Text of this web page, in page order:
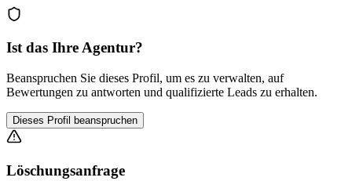
Ist das Ihre Agentur?
Beanspruchen Sie dieses Profil, um es zu verwalten, auf
Bewertungen zu antworten und qualifizierte Leads zu erhalten.
Dieses Profil beanspruchen
Löschungsanfrage